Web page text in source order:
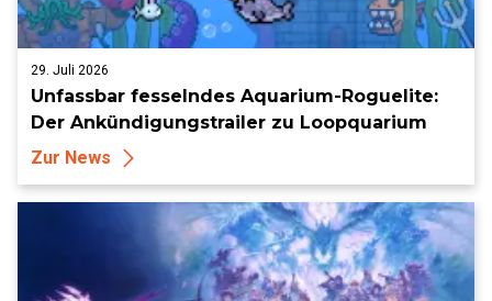
29. Juli 2026
Unfassbar fesselndes Aquarium-Roguelite:
Der Ankündigungstrailer zu Loopquarium
Zur News